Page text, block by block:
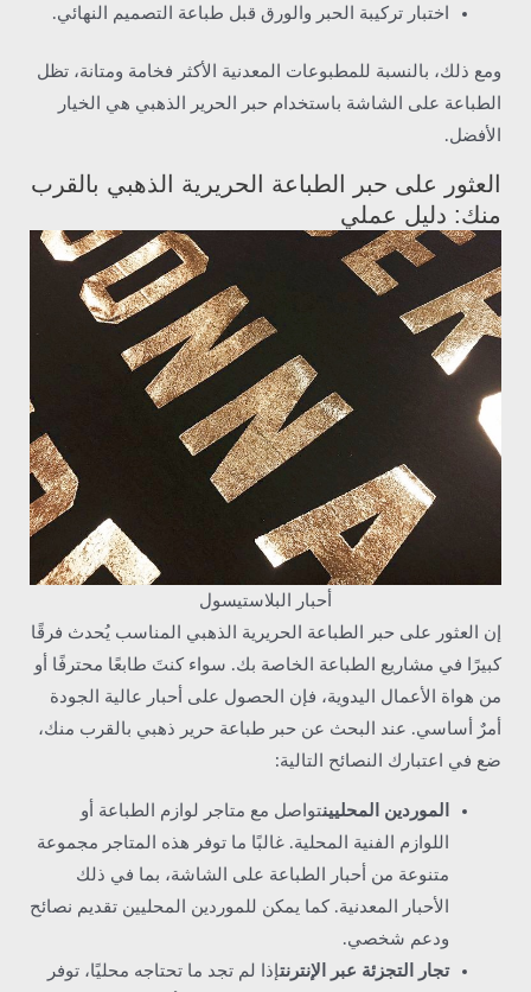
اختبار تركيبة الحبر والورق قبل طباعة التصميم النهائي.
ومع ذلك، بالنسبة للمطبوعات المعدنية الأكثر فخامة ومتانة، تظل
الطباعة على الشاشة باستخدام حبر الحرير الذهبي هي الخيار
الأفضل.
العثور على حبر الطباعة الحريرية الذهبي بالقرب
منك: دليل عملي
أحبار البلاستيسول
إن العثور على حبر الطباعة الحريرية الذهبي المناسب يُحدث فرقًا
كبيرًا في مشاريع الطباعة الخاصة بك. سواء كنتَ طابعًا محترفًا أو
من هواة الأعمال اليدوية، فإن الحصول على أحبار عالية الجودة
أمرٌ أساسي. عند البحث عن حبر طباعة حرير ذهبي بالقرب منك،
ضع في اعتبارك النصائح التالية:
الموردين المحليينتواصل مع متاجر لوازم الطباعة أو
اللوازم الفنية المحلية. غالبًا ما توفر هذه المتاجر مجموعة
متنوعة من أحبار الطباعة على الشاشة، بما في ذلك
الأحبار المعدنية. كما يمكن للموردين المحليين تقديم نصائح
ودعم شخصي.
تجار التجزئة عبر الإنترنتإذا لم تجد ما تحتاجه محليًا، توفر